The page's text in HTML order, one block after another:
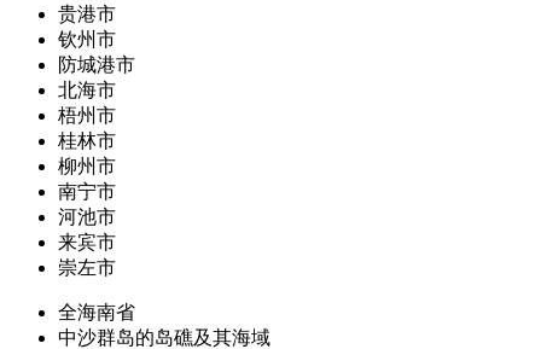
贵港市
钦州市
防城港市
北海市
梧州市
桂林市
柳州市
南宁市
河池市
来宾市
崇左市
全海南省
中沙群岛的岛礁及其海域